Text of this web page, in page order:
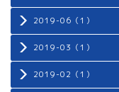
2019-06（1）
2019-03（1）
2019-02（1）